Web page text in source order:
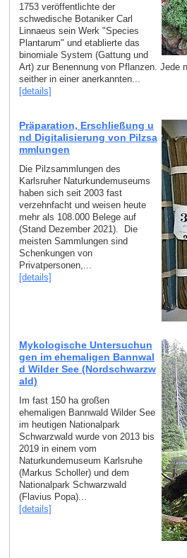
1753 veröffentlichte der
schwedische Botaniker Carl
Linnaeus sein Werk "Species
Plantarum" und etablierte das
binomiale System (Gattung und
Art) zur Benennung von Pflanzen. Jede
seither in einer anerkannten...
[details]
Präparation, Erschließung u
nd Digitalisierung von Pilzsa
mmlungen
Die Pilzsammlungen des
Karlsruher Naturkundemuseums
haben sich seit 2003 fast
verzehnfacht und weisen heute
mehr als 108.000 Belege auf
(Stand Dezember 2021). Die
meisten Sammlungen sind
Schenkungen von
Privatpersonen,...
[details]
Mykologische Untersuchun
gen im ehemaligen Bannwal
d Wilder See (Nordschwarzw
ald)
Im fast 150 ha großen
ehemaligen Bannwald Wilder See
im heutigen Nationalpark
Schwarzwald wurde von 2013 bis
2019 in einem vom
Naturkundemuseum Karlsruhe
(Markus Scholler) und dem
Nationalpark Schwarzwald
(Flavius Popa)...
[details]